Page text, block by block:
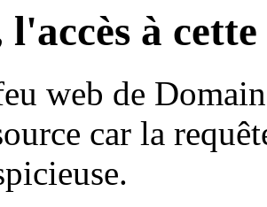
l'accès à
web de
car la